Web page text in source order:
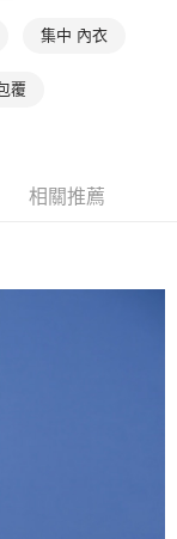
support/home
後付」服務完成之交
同意方可使用
本公司將視審查結果
現惡意使用之情形，
採取法律行動。
服核對收
集中 內衣
覆
相關推薦